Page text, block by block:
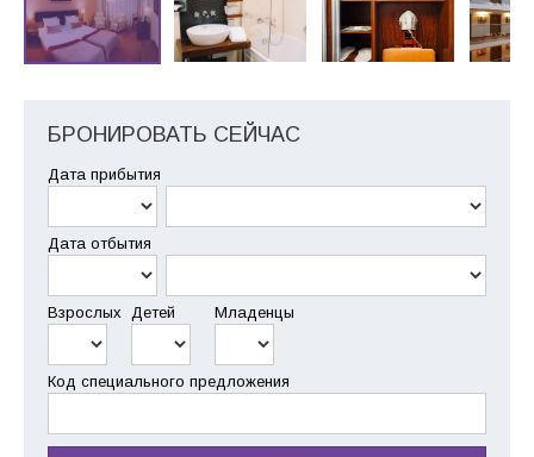
БРОНИРОВАТЬ СЕЙЧАС
Дата прибытия
Дата отбытия
Взрослых Детей Младенцы
Код специального предложения